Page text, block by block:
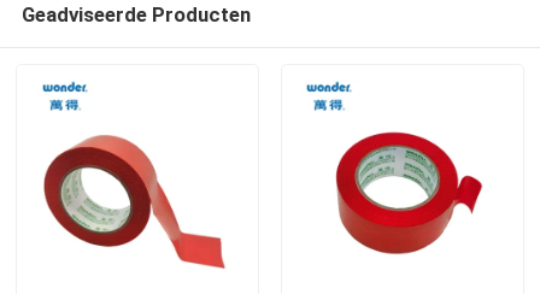
Geadviseerde Producten